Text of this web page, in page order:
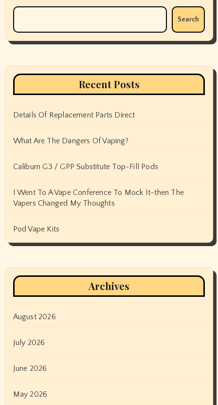
Search
Recent Posts
Details Of Replacement Parts Direct
What Are The Dangers Of Vaping?
Caliburn G3 / GPP Substitute Top-Fill Pods
I Went To A Vape Conference To Mock It-then The
Vapers Changed My Thoughts
Pod Vape Kits
Archives
August 2026
July 2026
June 2026
May 2026